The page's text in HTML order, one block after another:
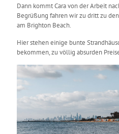
Dann kommt Cara von der Arbeit
Begrüßung fahren wir zu dritt zu
am Brighton Beach.
Hier stehen einige bunte
bekommen, zu völlig absurden